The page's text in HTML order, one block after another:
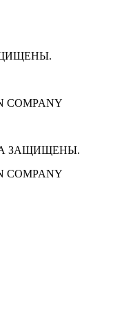
COMPANY
ЗАЩИЩЕНЫ.
COMPANY